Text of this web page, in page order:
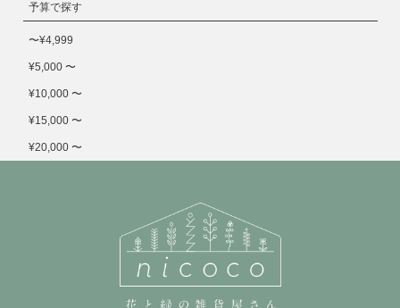
予算で探す
〜¥4,999
¥5,000 〜
¥10,000 〜
¥15,000 〜
¥20,000 〜